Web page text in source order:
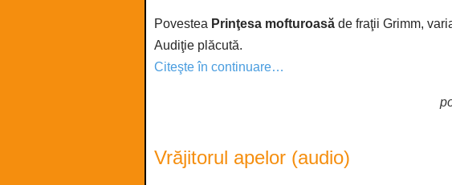
Povestea Prinţesa mofturoasă de fraţii Grimm,
Audiţie plăcută.
Citeşte în continuare…
Vrăjitorul apelor (audio)